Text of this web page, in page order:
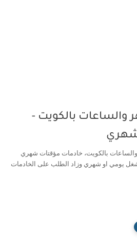
والساعات بالكويت -
شهري
بالكويت، خادمات مؤقتات شهري
يومي او شهري وزاد الطلب على الخادمات